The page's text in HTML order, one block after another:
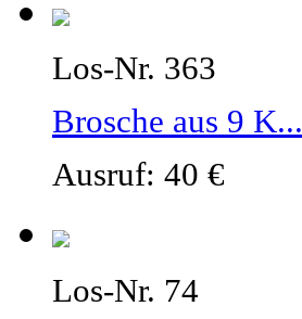
Los-Nr. 363
Brosche aus 9 K...
Ausruf: 40 €
Los-Nr. 74